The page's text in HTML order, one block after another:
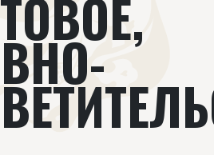
Подкасты
Видеолекторий